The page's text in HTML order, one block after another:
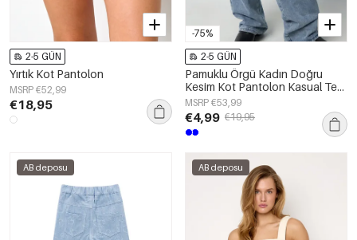
2-5 GÜN
Yırtık Kot Pantolon
MSRP €52,99
€18,95
-75%
2-5 GÜN
Pamuklu Örgü Kadın Doğru
Kesim Kot Pantolon Kasual Tek
Renk Orta İndigo
MSRP €53,99
€4,99 €19,95
AB deposu AB deposu